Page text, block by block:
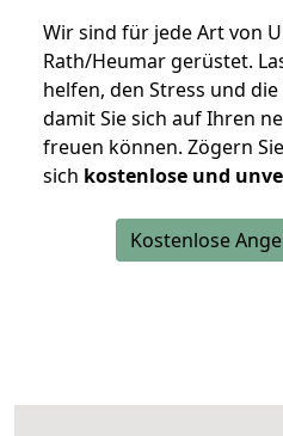
Wir sind für jede Art von
Rath/Heumar gerüstet.
helfen, den Stress und
damit Sie sich auf Ihren
freuen können. Zögern
sich kostenlose und
Kostenlose